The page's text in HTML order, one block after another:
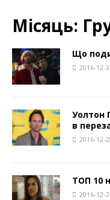
Місяць:
Що
2016-12-
Уолтон
в
2016-12-
ТОП 10
2016-12-